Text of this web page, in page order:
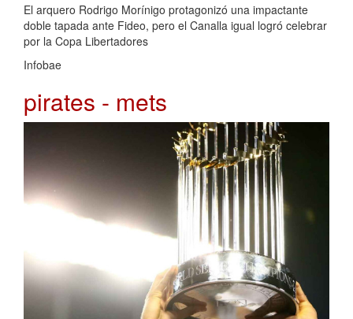
El arquero Rodrigo Morínigo protagonizó una impactante
doble tapada ante Fideo, pero el Canalla igual logró celebrar
por la Copa Libertadores
Infobae
pirates - mets